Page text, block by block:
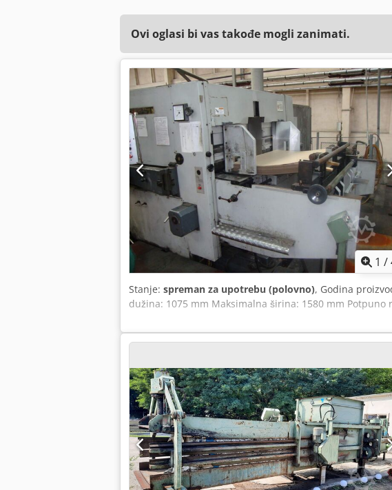
Ovi oglasi bi vas takođe mogli zanimati.
1 /
Stanje: spreman za upotrebu (polovno), Godina
dužina: 1075 mm Maksimalna širina: 1580 mm